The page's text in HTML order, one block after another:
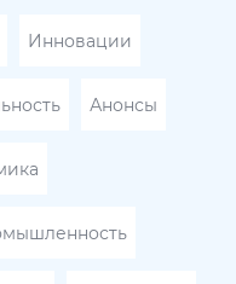
Инновации
Анонсы